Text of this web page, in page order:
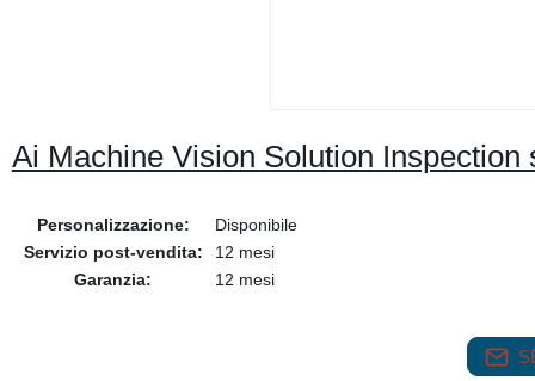
Ai Machine Vision Solution
Personalizzazione:
Disponibile
Servizio post-vendita:
12 mesi
Garanzia:
12 mesi